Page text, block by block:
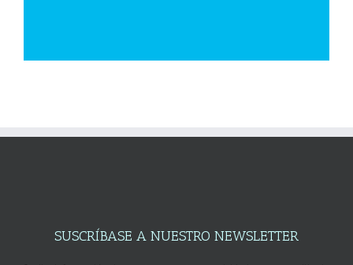
SUSCRÍBASE A NUESTRO NEWSLETTER